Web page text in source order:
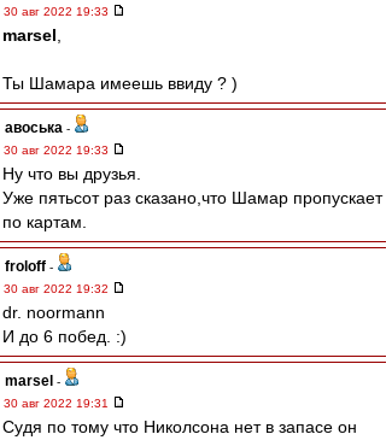
30 авг 2022 19:33
marsel
Ты Шамара имеешь ввиду ? )
авоська -
30 авг 2022 19:33
Ну что вы друзья.
Уже пятьсот раз сказано,что Шамар пропускает
по картам.
froloff -
30 авг 2022 19:32
dr. noormann
И до 6 побед. :)
marsel -
30 авг 2022 19:31
Судя по тому что Николсона нет в запасе он